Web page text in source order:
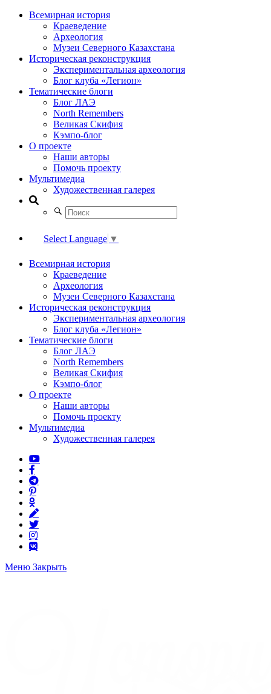
Всемирная история
Краеведение
Археология
Музеи Северного Казахстана
Историческая реконструкция
Экспериментальная археология
Блог клуба «Легион»
Тематические блоги
Блог ЛАЭ
North Remembers
Великая Скифия
Кэмпо-блог
О проекте
Наши авторы
Помочь проекту
Мультимедиа
Художественная галерея
Select Language ▼
Всемирная история
Краеведение
Археология
Музеи Северного Казахстана
Историческая реконструкция
Экспериментальная археология
Блог клуба «Легион»
Тематические блоги
Блог ЛАЭ
North Remembers
Великая Скифия
Кэмпо-блог
О проекте
Наши авторы
Помочь проекту
Мультимедиа
Художественная галерея
Меню Закрыть